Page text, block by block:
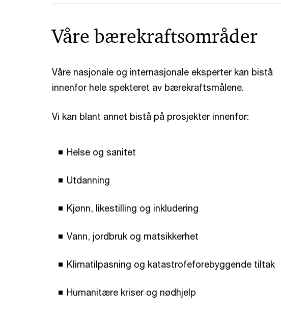
Våre bærekraftsområder
Våre nasjonale og internasjonale eksperter kan bistå
innenfor hele spekteret av bærekraftsmålene.
Vi kan blant annet bistå på prosjekter innenfor:
Helse og sanitet
Utdanning
Kjønn, likestilling og inkludering
Vann, jordbruk og matsikkerhet
Klimatilpasning og katastrofeforebyggende tiltak
Humanitære kriser og nødhjelp